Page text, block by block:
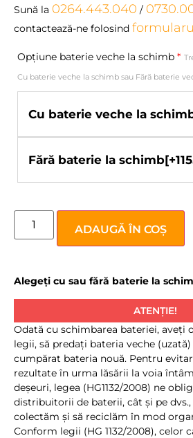
Sună la 0264.443.040 /
contactează-ne folosind
Opțiune baterie veche la schimb *
Cu baterie veche la schimb sau Fără baterie
Cu baterie veche la
Fără baterie la schimb
ADAUGĂ ÎN COȘ
Alegeți cu sau fără baterie la
ATENȚIE!
Odată cu schimbarea bateriei, aveţi
legii, să predaţi bateria veche
cumpărat bateria nouă. Pentru
rezultate în urma lăsării la voia
deşeuri, legea (HG1132/2008) ne
distribuitorii de baterii, cât şi pe dvs.,
colectăm şi să reciclăm în mod
Conform legii (HG 1132/2008), celor